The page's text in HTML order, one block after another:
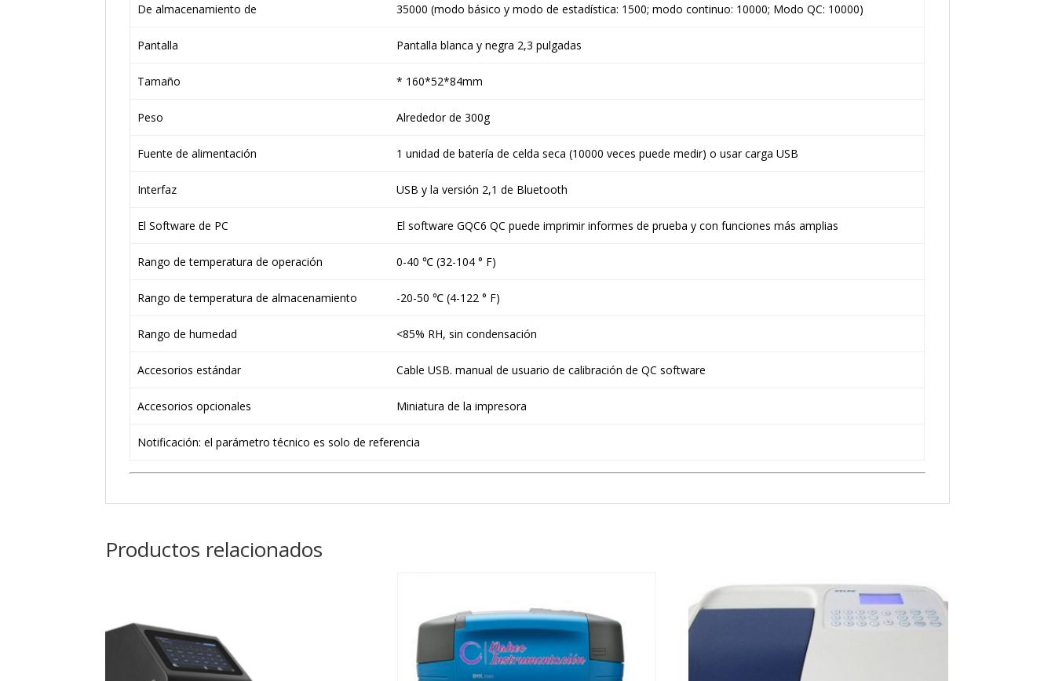
De almacenamiento de 35000 (modo básico y modo de estadística: 1500; modo continuo: 10000; Modo QC: 10000)
Pantalla Pantalla blanca y negra 2,3 pulgadas
Tamaño * 160*52*84mm
Peso Alrededor de 300g
Fuente de alimentación 1 unidad de batería de celda seca (10000 veces puede medir) o usar carga USB
Interfaz USB y la versión 2,1 de Bluetooth
El Software de PC El software GQC6 QC puede imprimir informes de prueba y con funciones más amplias
Rango de temperatura de operación 0-40 ℃ (32-104 ° F)
Rango de temperatura de almacenamiento -20-50 ℃ (4-122 ° F)
Rango de humedad <85% RH, sin condensación
Accesorios estándar Cable USB. manual de usuario de calibración de QC software
Accesorios opcionales Miniatura de la impresora
Notificación: el parámetro técnico es solo de referencia
Productos relacionados